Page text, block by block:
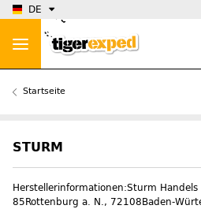
DE
Startseite
STURM
Herstellerinformationen:Sturm Handels
85Rottenburg a. N., 72108Baden-